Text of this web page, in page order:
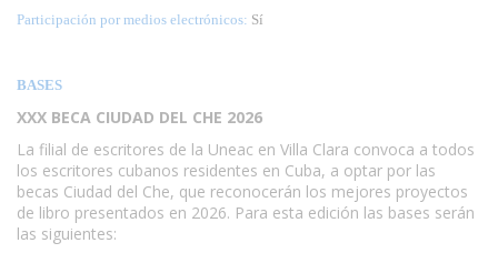
Participación por medios electrónicos: Sí
BASES
XXX BECA CIUDAD DEL CHE 2026
La filial de escritores de la Uneac en Villa Clara convoca a todos
los escritores cubanos residentes en Cuba, a optar por las
becas Ciudad del Che, que reconocerán los mejores proyectos
de libro presentados en 2026. Para esta edición las bases serán
las siguientes: